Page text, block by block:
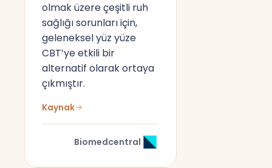
olmak üzere çeşitli ruh
sağlığı sorunları için,
geleneksel yüz yüze
CBT’ye etkili bir
alternatif olarak ortaya
çıkmıştır.
Kaynak
Biomedcentral